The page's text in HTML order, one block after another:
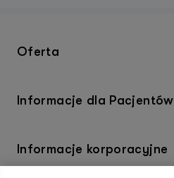
Oferta
Informacje dla Pacjentów
Informacje korporacyjne